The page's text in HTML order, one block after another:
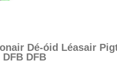
Dé-óid Léasair
DFB